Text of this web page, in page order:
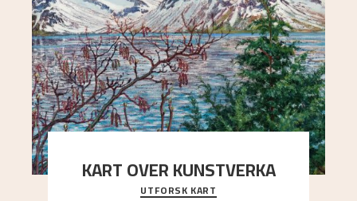
KART OVER KUNSTVERKA
Utforsk stedene og utsiktene i Astrups malerier
UTFORSK KART